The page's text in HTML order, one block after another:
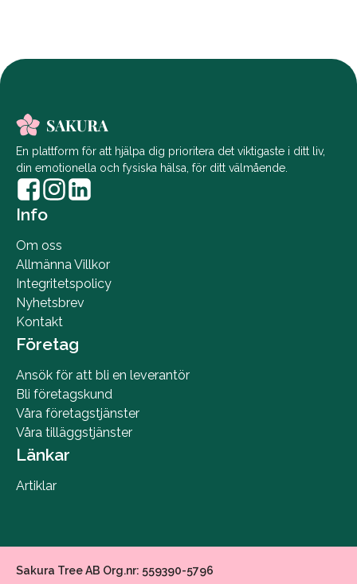
En plattform för att hjälpa dig prioritera det viktigaste i ditt liv,
din emotionella och fysiska hälsa, för ditt välmående.
Info
Om oss
Allmänna Villkor
Integritetspolicy
Nyhetsbrev
Kontakt
Företag
Ansök för att bli en leverantör
Bli företagskund
Våra företagstjänster
Våra tilläggstjänster
Länkar
Artiklar
Sakura Tree AB Org.nr: 559390-5796